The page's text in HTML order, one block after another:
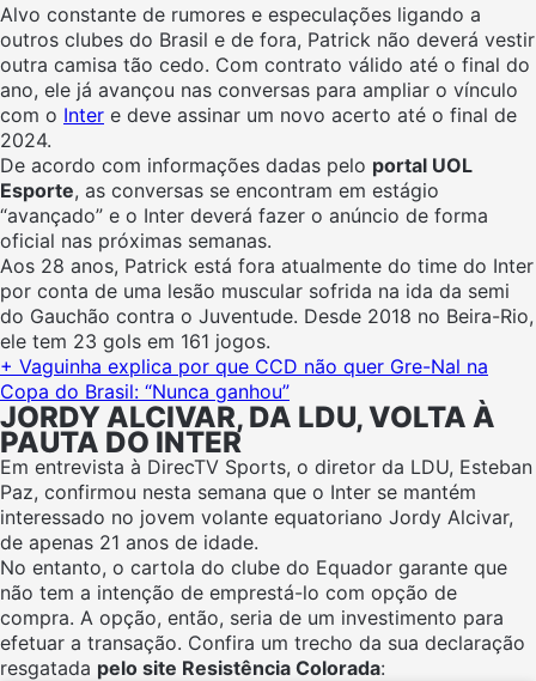
Alvo constante de rumores e especulações ligando a
outros clubes do Brasil e de fora, Patrick não deverá vestir
outra camisa tão cedo. Com contrato válido até o final do
ano, ele já avançou nas conversas para ampliar o vínculo
com o Inter e deve assinar um novo acerto até o final de
2024.
De acordo com informações dadas pelo portal UOL
Esporte, as conversas se encontram em estágio
“avançado” e o Inter deverá fazer o anúncio de forma
oficial nas próximas semanas.
Aos 28 anos, Patrick está fora atualmente do time do Inter
por conta de uma lesão muscular sofrida na ida da semi
do Gauchão contra o Juventude. Desde 2018 no Beira-Rio,
ele tem 23 gols em 161 jogos.
+ Vaguinha explica por que CCD não quer Gre-Nal na
Copa do Brasil: “Nunca ganhou”
JORDY ALCIVAR, DA LDU, VOLTA À
PAUTA DO INTER
Em entrevista à DirecTV Sports, o diretor da LDU, Esteban
Paz, confirmou nesta semana que o Inter se mantém
interessado no jovem volante equatoriano Jordy Alcivar,
de apenas 21 anos de idade.
No entanto, o cartola do clube do Equador garante que
não tem a intenção de emprestá-lo com opção de
compra. A opção, então, seria de um investimento para
efetuar a transação. Confira um trecho da sua declaração
resgatada pelo site Resistência Colorada: